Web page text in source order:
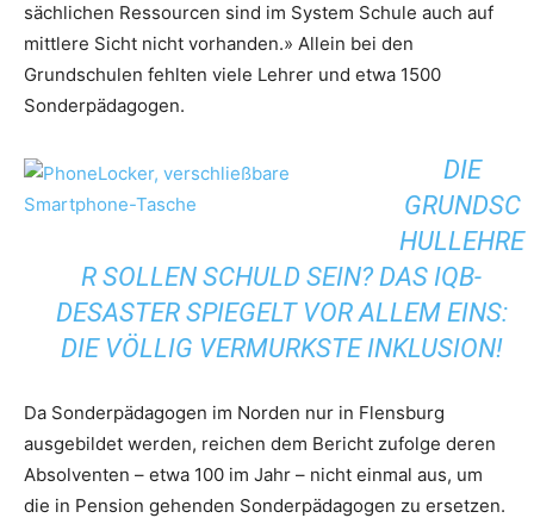
sächlichen Ressourcen sind im System Schule auch auf
mittlere Sicht nicht vorhanden.» Allein bei den
Grundschulen fehlten viele Lehrer und etwa 1500
Sonderpädagogen.
DIE
GRUNDSC
HULLEHRE
R SOLLEN SCHULD SEIN? DAS IQB-
DESASTER SPIEGELT VOR ALLEM EINS:
DIE VÖLLIG VERMURKSTE INKLUSION!
Da Sonderpädagogen im Norden nur in Flensburg
ausgebildet werden, reichen dem Bericht zufolge deren
Absolventen – etwa 100 im Jahr – nicht einmal aus, um
die in Pension gehenden Sonderpädagogen zu ersetzen.